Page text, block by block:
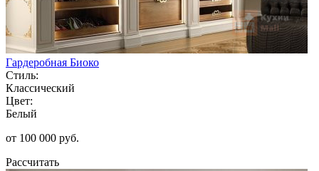
Гардеробная Биоко
Стиль:
Классический
Цвет:
Белый
от 100 000 руб.
Рассчитать